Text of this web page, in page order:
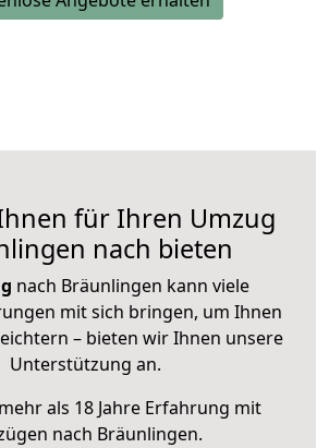
für Ihren Umzug
nach bieten
nach Bräunlingen kann viele
mit sich bringen, um Ihnen
– bieten wir Ihnen unsere
Unterstützung an.
als 18 Jahre Erfahrung mit
nach Bräunlingen.